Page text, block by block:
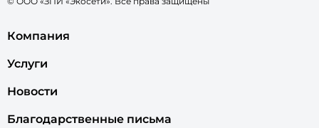
Компания
Услуги
Новости
Благодарственные письма